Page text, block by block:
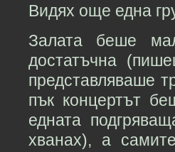
Видях още една
Залата беше
достатъчна
представляваше
пък концертът
едната
хванах), а